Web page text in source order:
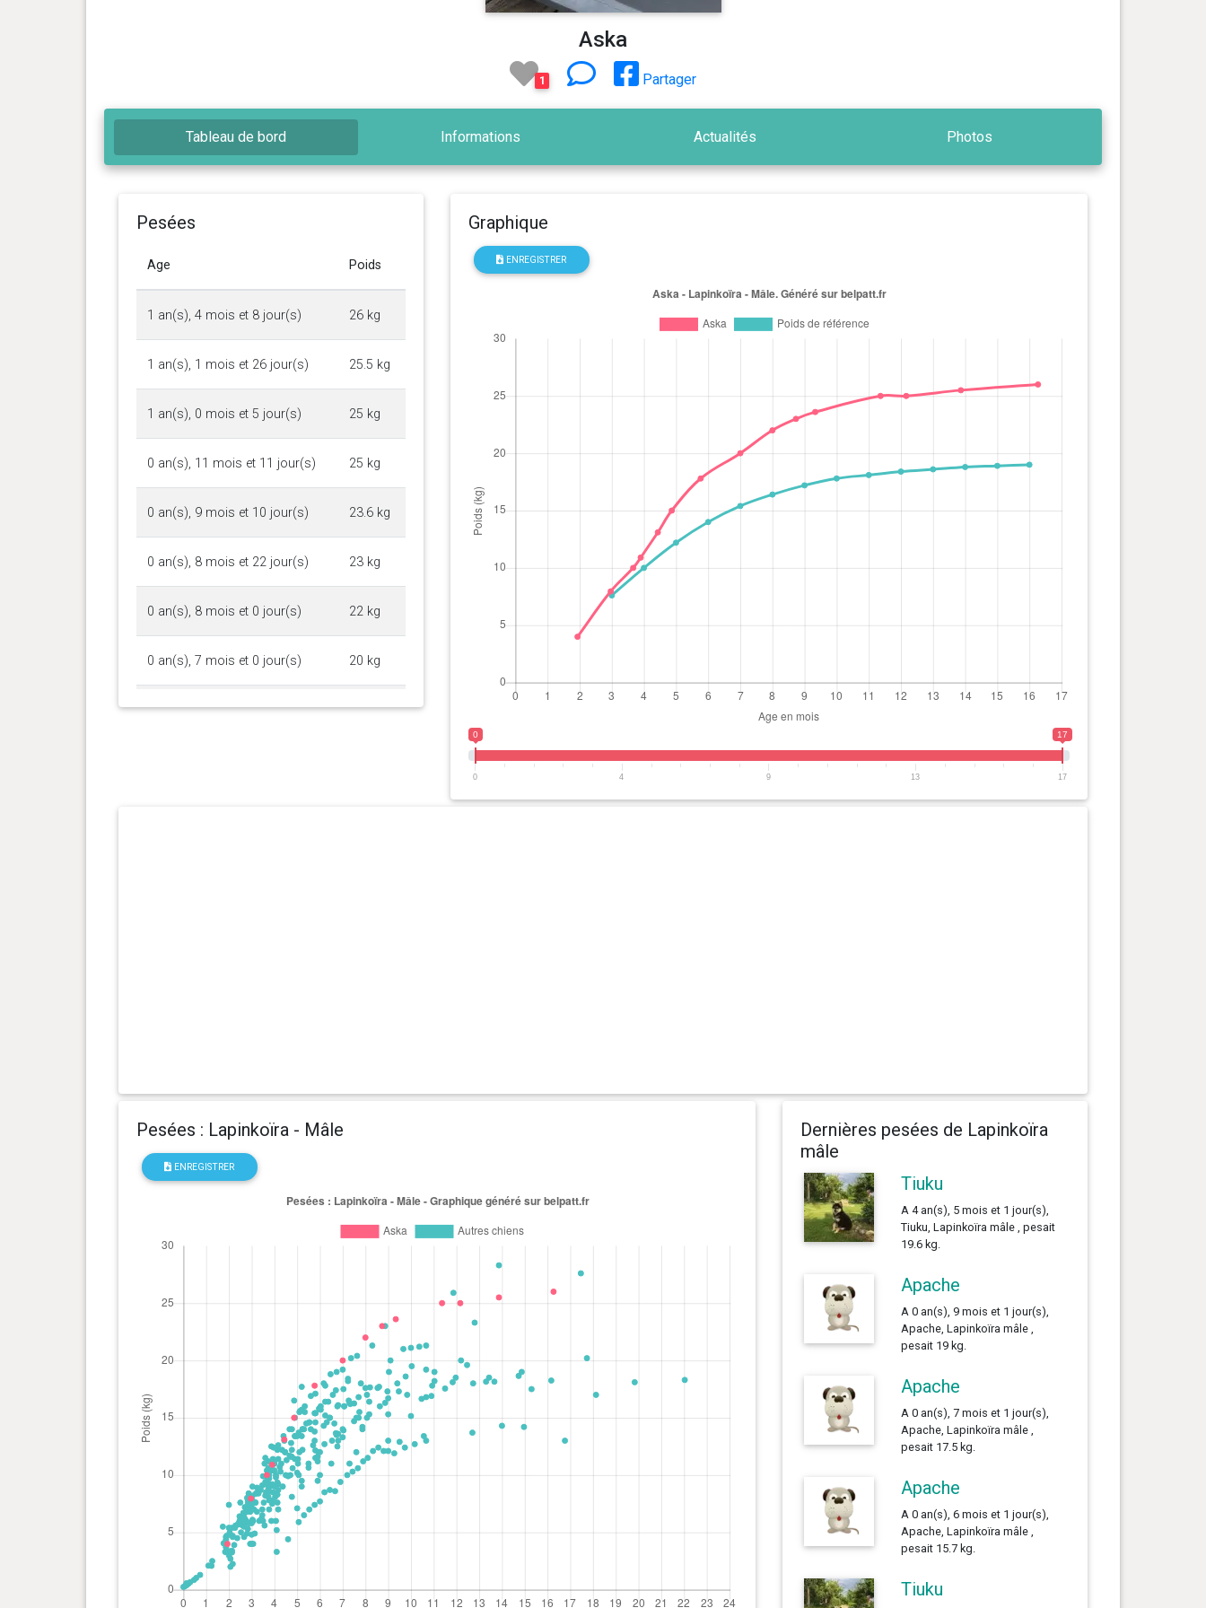
Aska
1 Partager
Tableau de bord Informations Actualités Photos
Pesées
Age Poids
1 an(s), 4 mois et 8 jour(s) 26 kg
1 an(s), 1 mois et 26 jour(s) 25.5 kg
1 an(s), 0 mois et 5 jour(s) 25 kg
0 an(s), 11 mois et 11 jour(s) 25 kg
0 an(s), 9 mois et 10 jour(s) 23.6 kg
0 an(s), 8 mois et 22 jour(s) 23 kg
0 an(s), 8 mois et 0 jour(s) 22 kg
0 an(s), 7 mois et 0 jour(s) 20 kg
0 an(s), 5 mois et 23 jour(s) 17.8 kg
Graphique
ENREGISTRER
0 17
0 4 9 13 17
Pesées : Lapinkoïra - Mâle
ENREGISTRER
Dernières pesées de Lapinkoïra
mâle
Tiuku
A 4 an(s), 5 mois et 1 jour(s),
Tiuku, Lapinkoïra mâle , pesait
19.6 kg.
Apache
A 0 an(s), 9 mois et 1 jour(s),
Apache, Lapinkoïra mâle ,
pesait 19 kg.
Apache
A 0 an(s), 7 mois et 1 jour(s),
Apache, Lapinkoïra mâle ,
pesait 17.5 kg.
Apache
A 0 an(s), 6 mois et 1 jour(s),
Apache, Lapinkoïra mâle ,
pesait 15.7 kg.
Tiuku